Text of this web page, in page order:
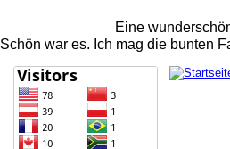
Eine
Schön war es. Ich mag die bunten